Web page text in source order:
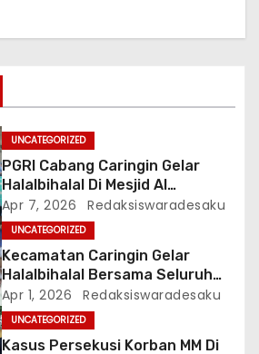
UNCATEGORIZED
PGRI Cabang Caringin Gelar
Halalbihalal Di Mesjid Al
Mukhlisin
Apr 7, 2026 Redaksiswaradesaku
UNCATEGORIZED
Kecamatan Caringin Gelar
Halalbihalal Bersama Seluruh
Instansi
Apr 1, 2026 Redaksiswaradesaku
UNCATEGORIZED
Kasus Persekusi Korban MM Di